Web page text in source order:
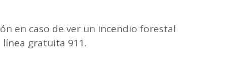
en caso de ver un incendio forestal
gratuita 911.